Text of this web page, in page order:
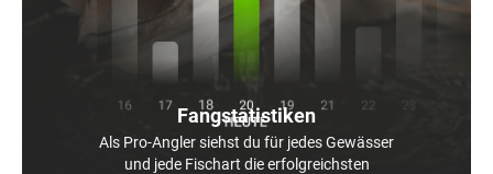
Fangstatistiken
Als Pro-Angler siehst du für jedes Gewässer
und jede Fischart die erfolgreichsten